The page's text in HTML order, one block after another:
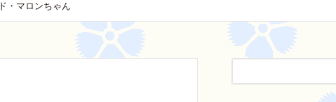
・マロンちゃん